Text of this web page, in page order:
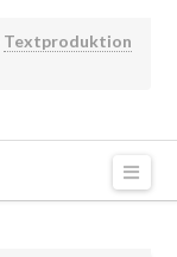
Textproduktion